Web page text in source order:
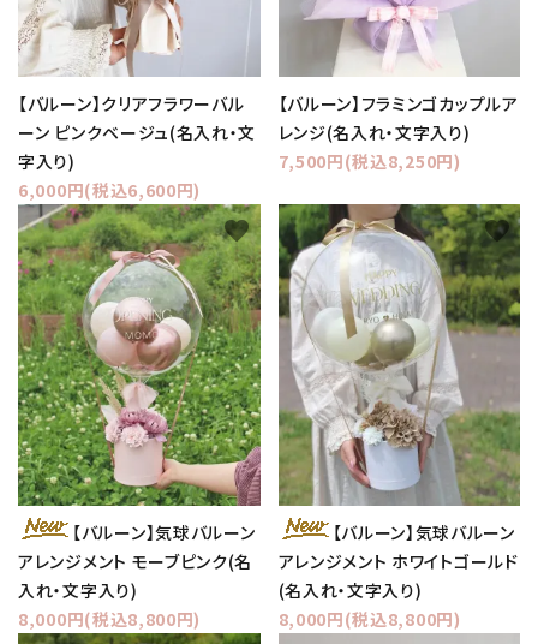
【バルーン】クリアフラワーバル
ーン ピンクベージュ(名入れ・文
字入り)
6,000円(税込6,600円)
【バルーン】フラミンゴカップルア
レンジ(名入れ・文字入り)
7,500円(税込8,250円)
【バルーン】気球バルーン
アレンジメント モーブピンク(名
入れ・文字入り)
8,000円(税込8,800円)
favorite
【バルーン】気球バルーン
アレンジメント ホワイトゴールド
(名入れ・文字入り)
8,000円(税込8,800円)
favorite